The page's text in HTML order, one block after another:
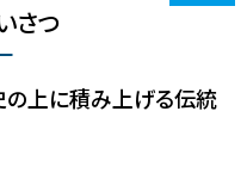
さつ
上に積み上げる伝統